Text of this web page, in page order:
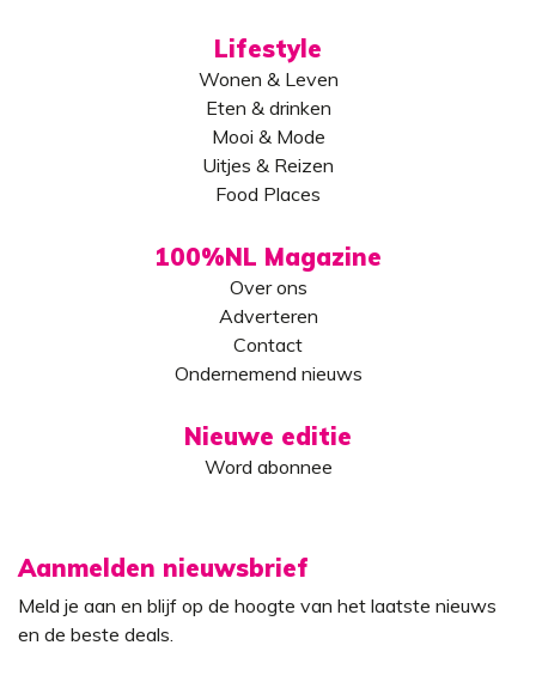
Lifestyle
Wonen & Leven
Eten & drinken
Mooi & Mode
Uitjes & Reizen
Food Places
100%NL Magazine
Over ons
Adverteren
Contact
Ondernemend nieuws
Nieuwe editie
Word abonnee
Aanmelden nieuwsbrief
Meld je aan en blijf op de hoogte van het laatste nieuws
en de beste deals.